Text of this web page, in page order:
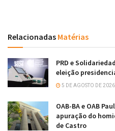
Relacionadas Matérias
PRD e
eleição
5 DE AGOSTO DE 2026
OAB-BA e OAB
apuração do
de Castro